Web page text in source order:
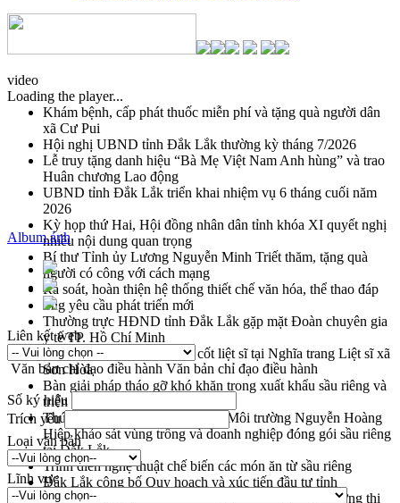
video
Loading the player...
Khám bệnh, cấp phát thuốc miễn phí và tặng quà người dân
xã Cư Pui
Hội nghị UBND tỉnh Đắk Lắk thường kỳ tháng 7/2026
Lễ truy tặng danh hiệu “Bà Mẹ Việt Nam Anh hùng” và trao
Huân chương Lao động
UBND tỉnh Đắk Lắk triển khai nhiệm vụ 6 tháng cuối năm
2026
Kỳ họp thứ Hai, Hội đồng nhân dân tỉnh khóa XI quyết nghị
nhiều nội dung quan trọng
Bí thư Tỉnh ủy Lương Nguyễn Minh Triết thăm, tặng quà
người có công với cách mạng
Rà soát, hoàn thiện hệ thống thiết chế văn hóa, thể thao đáp
ứng yêu cầu phát triển mới
Thường trực HĐND tỉnh Đắk Lắk gặp mặt Đoàn chuyên gia
y tế TP. Hồ Chí Minh
Lễ truy điệu và an táng hài cốt liệt sĩ tại Nghĩa trang Liệt sĩ xã
Sơn Hòa
Bàn giải pháp tháo gỡ khó khăn trong xuất khẩu sầu riêng và
triển khai quy định EUDR
Thứ trưởng Bộ Nông nghiệp và Môi trường Nguyễn Hoàng
Hiệp khảo sát vùng trồng và doanh nghiệp đóng gói sầu riêng
tại Đắk Lắk
Trình diễn nghệ thuật chế biến các món ăn từ sầu riêng
Đắk Lắk công bố Quy hoạch và xúc tiến đầu tư tỉnh
Ngành cá ngừ Đắk Lắk chủ động thích ứng để giữ vững thị
Album ảnh
Liên kết web
Văn bản chỉ đạo điều hành Văn bản chỉ đạo điều hành
Số ký hiệu
Trích yếu
Loại văn bản
Lĩnh vực